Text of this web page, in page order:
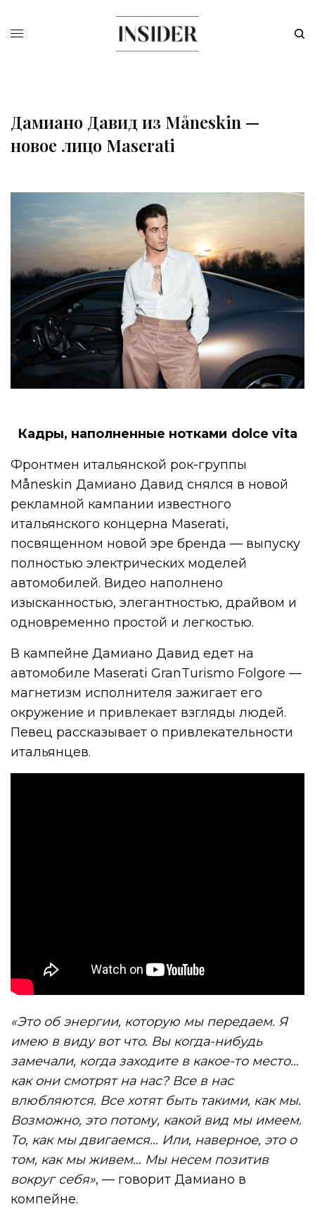
Дамиано Давид из Måneskin —
новое лицо Maserati
Кадры, наполненные нотками dolce vita
Фронтмен итальянской рок-группы
Måneskin Дамиано Давид снялся в новой
рекламной кампании известного
итальянского концерна Maserati,
посвященном новой эре бренда — выпуску
полностью электрических моделей
автомобилей. Видео наполнено
изысканностью, элегантностью, драйвом и
одновременно простой и легкостью.
В кампейне Дамиано Давид едет на
автомобиле Maserati GranTurismo Folgore —
магнетизм исполнителя зажигает его
окружение и привлекает взгляды людей.
Певец рассказывает о привлекательности
итальянцев.
«Это об энергии, которую мы передаем. Я
имею в виду вот что. Вы когда-нибудь
замечали, когда заходите в какое-то место…
как они смотрят на нас? Все в нас
влюбляются. Все хотят быть такими, как мы.
Возможно, это потому, какой вид мы имеем.
То, как мы двигаемся… Или, наверное, это о
том, как мы живем… Мы несем позитив
вокруг себя», — говорит Дамиано в
компейне.